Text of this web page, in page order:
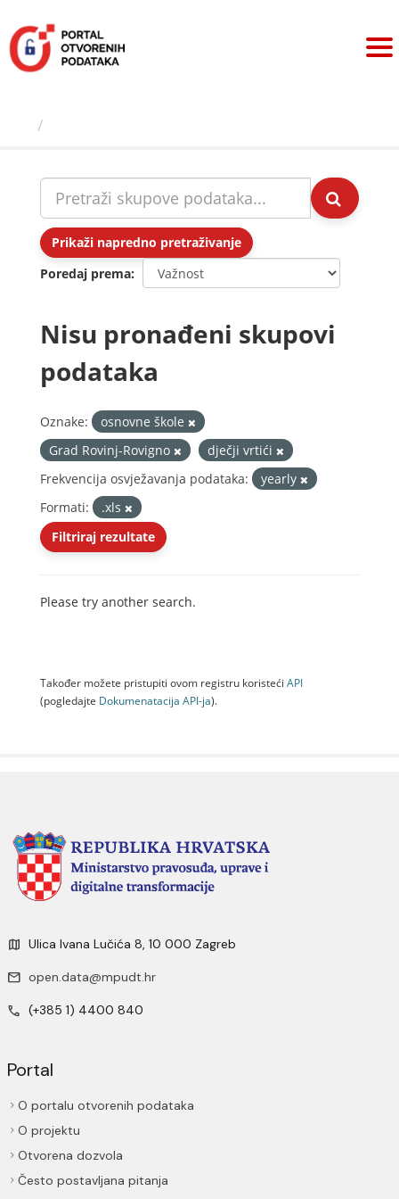
sadržaj
Prikaži napredno pretraživanje
Poredaj prema
Nisu pronađeni skupovi
podataka
Oznake:
osnovne škole
Grad Rovinj-Rovigno
dječji vrtići
Frekvencija osvježavanja podataka:
yearly
Formati:
.xls
Filtriraj rezultate
Please try another search.
Također možete pristupiti ovom registru koristeći API
(pogledajte Dokumenаtаcijа API-jа).